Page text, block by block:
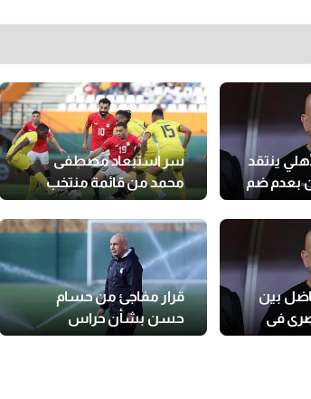
ينتقد
بعدم ضم
سر استبعاد مصطفى
محمد من قائمة منتخب
مصر
بين
في
قرار مفاجئ من حسام
حسن بشأن حراس
المنتخب